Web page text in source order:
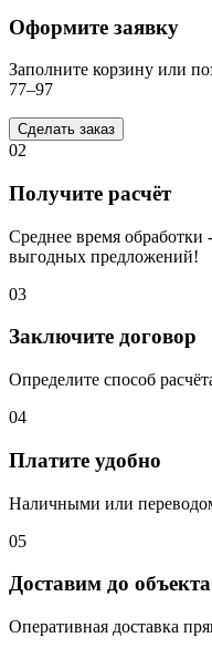
Оформите заявку
Заполните корзину или
77–97
Сделать заказ
02
Получите расчёт
Среднее время обработки
выгодных предложений!
03
Заключите договор
Определите способ
04
Платите удобно
Наличными или
05
Доставим до объекта
Оперативная доставка